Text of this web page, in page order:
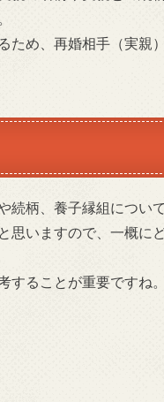
ため、再婚相手（実親
柄、養子縁組につい
思いますので、一概に
することが重要ですね。